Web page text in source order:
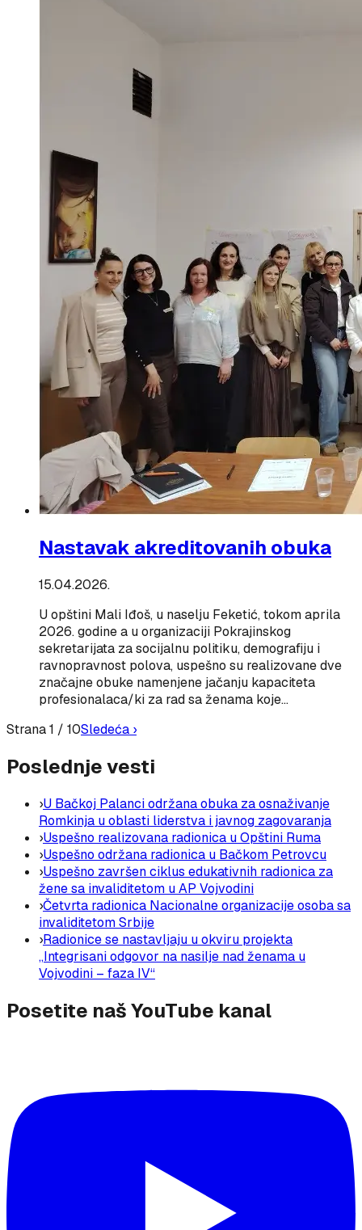
Nastavak akreditovanih obuka
15.04.2026.
U opštini Mali Iđoš, u naselju Feketić, tokom aprila
2026. godine a u organizaciji Pokrajinskog
sekretarijata za socijalnu politiku, demografiju i
ravnopravnost polova, uspešno su realizovane dve
značajne obuke namenjene jačanju kapaciteta
profesionalaca/ki za rad sa ženama koje…
Strana1 / 10Sledeća ›
Poslednje vesti
›U Bačkoj Palanci održana obuka za osnaživanje
Romkinja u oblasti liderstva i javnog zagovaranja
›Uspešno realizovana radionica u Opštini Ruma
›Uspešno održana radionica u Bačkom Petrovcu
›Uspešno završen ciklus edukativnih radionica za
žene sa invaliditetom u AP Vojvodini
›Četvrta radionica Nacionalne organizacije osoba sa
invaliditetom Srbije
›Radionice se nastavljaju u okviru projekta
„Integrisani odgovor na nasilje nad ženama u
Vojvodini – faza IV“
Posetite naš YouTube kanal